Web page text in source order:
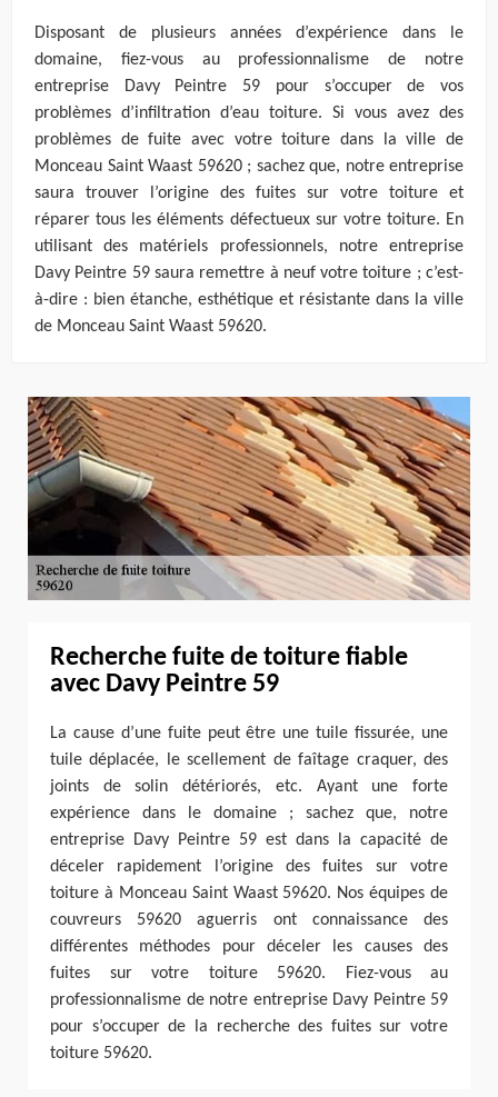
Disposant de plusieurs années d’expérience dans le
domaine, fiez-vous au professionnalisme de notre
entreprise Davy Peintre 59 pour s’occuper de vos
problèmes d’infiltration d’eau toiture. Si vous avez des
problèmes de fuite avec votre toiture dans la ville de
Monceau Saint Waast 59620 ; sachez que, notre entreprise
saura trouver l’origine des fuites sur votre toiture et
réparer tous les éléments défectueux sur votre toiture. En
utilisant des matériels professionnels, notre entreprise
Davy Peintre 59 saura remettre à neuf votre toiture ; c’est-
à-dire : bien étanche, esthétique et résistante dans la ville
de Monceau Saint Waast 59620.
Recherche fuite de toiture fiable
avec Davy Peintre 59
La cause d’une fuite peut être une tuile fissurée, une
tuile déplacée, le scellement de faîtage craquer, des
joints de solin détériorés, etc. Ayant une forte
expérience dans le domaine ; sachez que, notre
entreprise Davy Peintre 59 est dans la capacité de
déceler rapidement l’origine des fuites sur votre
toiture à Monceau Saint Waast 59620. Nos équipes de
couvreurs 59620 aguerris ont connaissance des
différentes méthodes pour déceler les causes des
fuites sur votre toiture 59620. Fiez-vous au
professionnalisme de notre entreprise Davy Peintre 59
pour s’occuper de la recherche des fuites sur votre
toiture 59620.